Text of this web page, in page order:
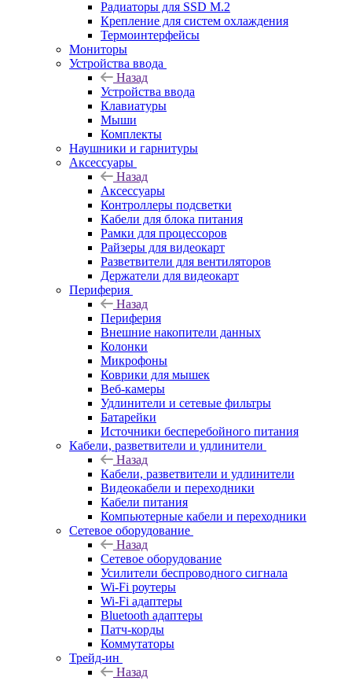
Радиаторы для SSD M.2
Крепление для систем охлаждения
Термоинтерфейсы
Мониторы
Устройства ввода
Назад
Устройства ввода
Клавиатуры
Мыши
Комплекты
Наушники и гарнитуры
Аксессуары
Назад
Аксессуары
Контроллеры подсветки
Кабели для блока питания
Рамки для процессоров
Райзеры для видеокарт
Разветвители для вентиляторов
Держатели для видеокарт
Периферия
Назад
Периферия
Внешние накопители данных
Колонки
Микрофоны
Коврики для мышек
Веб-камеры
Удлинители и сетевые фильтры
Батарейки
Источники бесперебойного питания
Кабели, разветвители и удлинители
Назад
Кабели, разветвители и удлинители
Видеокабели и переходники
Кабели питания
Компьютерные кабели и переходники
Сетевое оборудование
Назад
Сетевое оборудование
Усилители беспроводного сигнала
Wi-Fi роутеры
Wi-Fi адаптеры
Bluetooth адаптеры
Патч-корды
Коммутаторы
Трейд-ин
Назад